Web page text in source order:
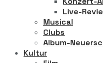
Live-
Musical
Clubs
Album-
Kultur